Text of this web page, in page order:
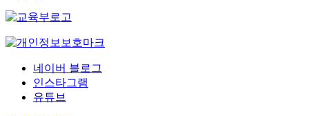
네이버 블로그
인스타그램
유튜브